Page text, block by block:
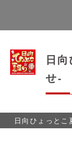
日
せ-
日向ひょっと